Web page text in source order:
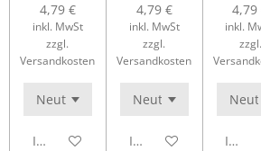
4,79 €
inkl. MwSt
zzgl.
Versandkosten
In den Warenkorb
4,79 €
inkl. MwSt
zzgl.
Versandkosten
In den Warenkorb
4,79
inkl.
zzgl.
In